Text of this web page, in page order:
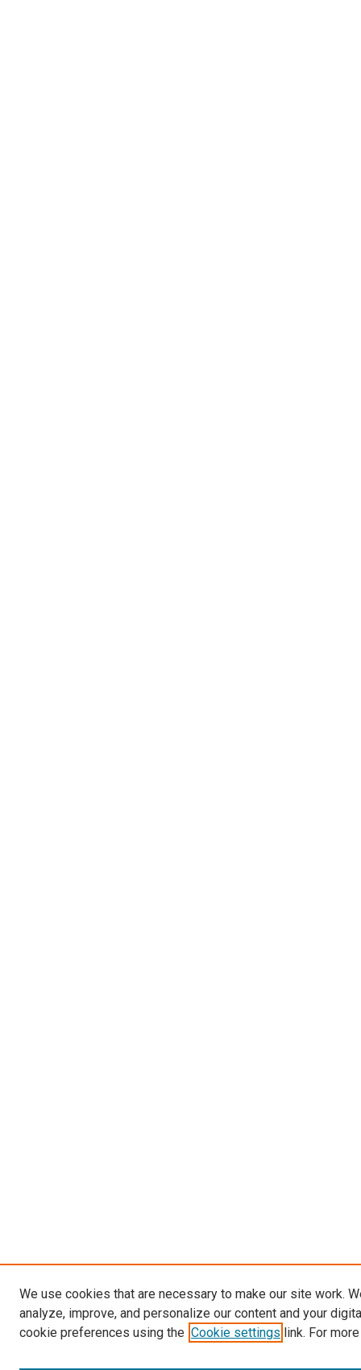
We use cookies that are necessary to make our site work.
analyze, improve, and personalize our content and your
cookie preferences using the Cookie settings link. For